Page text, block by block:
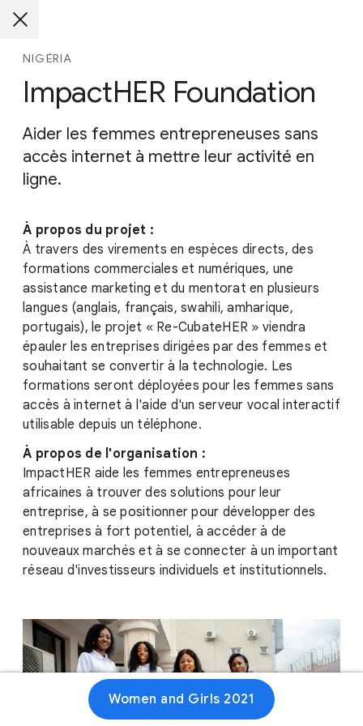
NIGÉRIA
ImpactHER Foundation
Aider les femmes entrepreneuses sans
accès internet à mettre leur activité en
ligne.
À propos du projet :
À travers des virements en espèces directs, des
formations commerciales et numériques, une
assistance marketing et du mentorat en plusieurs
langues (anglais, français, swahili, amharique,
portugais), le projet « Re-CubateHER » viendra
épauler les entreprises dirigées par des femmes et
souhaitant se convertir à la technologie. Les
formations seront déployées pour les femmes sans
accès à internet à l'aide d'un serveur vocal interactif
utilisable depuis un téléphone.
À propos de l'organisation :
ImpactHER aide les femmes entrepreneuses
africaines à trouver des solutions pour leur
entreprise, à se positionner pour développer des
entreprises à fort potentiel, à accéder à de
nouveaux marchés et à se connecter à un important
réseau d'investisseurs individuels et institutionnels.
Women and Girls 2021